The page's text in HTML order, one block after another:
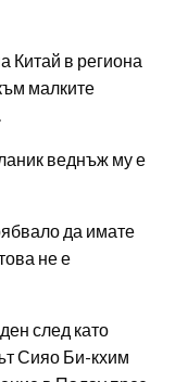
Китай в региона
малките
веднъж му е
да имате
не е
след като
Сияо Би-кхим